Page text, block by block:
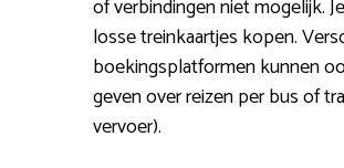
of verbindingen niet mogelijk.
losse treinkaartjes kopen.
boekingsplatformen kunnen
geven over reizen per bus of
vervoer).